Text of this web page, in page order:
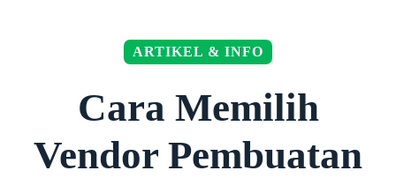
ARTIKEL & INFO
Cara Memilih
Vendor Pembuatan